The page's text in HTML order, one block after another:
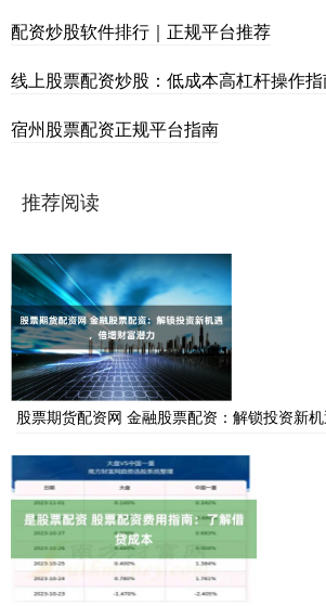
配资炒股软件排行｜正规平台推荐
线上股票配资炒股：低成本高杠杆操作
宿州股票配资正规平台指南
推荐阅读
股票期货配资网 金融股票配资：解锁投资新